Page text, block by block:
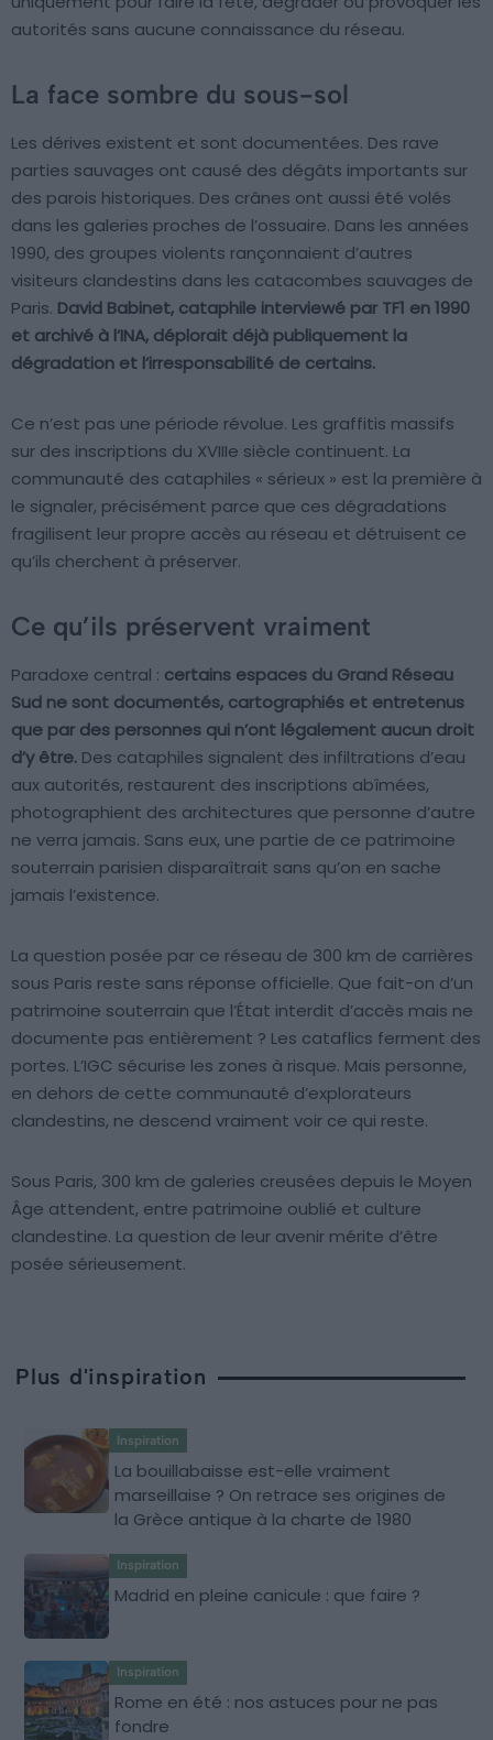
autorités sans aucune connaissance du réseau.
La face sombre du sous-sol
Les dérives existent et sont documentées. Des rave
parties sauvages ont causé des dégâts importants sur
des parois historiques. Des crânes ont aussi été volés
dans les galeries proches de l’ossuaire. Dans les années
1990, des groupes violents rançonnaient d’autres
visiteurs clandestins dans les catacombes sauvages de
Paris. David Babinet, cataphile interviewé par TF1 en 1990
et archivé à l’INA, déplorait déjà publiquement la
dégradation et l’irresponsabilité de certains.
Ce n’est pas une période révolue. Les graffitis massifs
sur des inscriptions du XVIIIe siècle continuent. La
communauté des cataphiles « sérieux » est la première à
le signaler, précisément parce que ces dégradations
fragilisent leur propre accès au réseau et détruisent ce
qu’ils cherchent à préserver.
Ce qu’ils préservent vraiment
Paradoxe central : certains espaces du Grand Réseau
Sud ne sont documentés, cartographiés et entretenus
que par des personnes qui n’ont légalement aucun droit
d’y être. Des cataphiles signalent des infiltrations d’eau
aux autorités, restaurent des inscriptions abîmées,
photographient des architectures que personne d’autre
ne verra jamais. Sans eux, une partie de ce patrimoine
souterrain parisien disparaîtrait sans qu’on en sache
jamais l’existence.
La question posée par ce réseau de 300 km de carrières
sous Paris reste sans réponse officielle. Que fait-on d’un
patrimoine souterrain que l’État interdit d’accès mais ne
documente pas entièrement ? Les cataflics ferment des
portes. L’IGC sécurise les zones à risque. Mais personne,
en dehors de cette communauté d’explorateurs
clandestins, ne descend vraiment voir ce qui reste.
Sous Paris, 300 km de galeries creusées depuis le Moyen
Âge attendent, entre patrimoine oublié et culture
clandestine. La question de leur avenir mérite d’être
posée sérieusement.
Plus d'inspiration
Inspiration
La bouillabaisse est-elle vraiment
marseillaise ? On retrace ses origines de
la Grèce antique à la charte de 1980
Inspiration
Madrid en pleine canicule : que faire ?
Inspiration
Rome en été : nos astuces pour ne pas
fondre